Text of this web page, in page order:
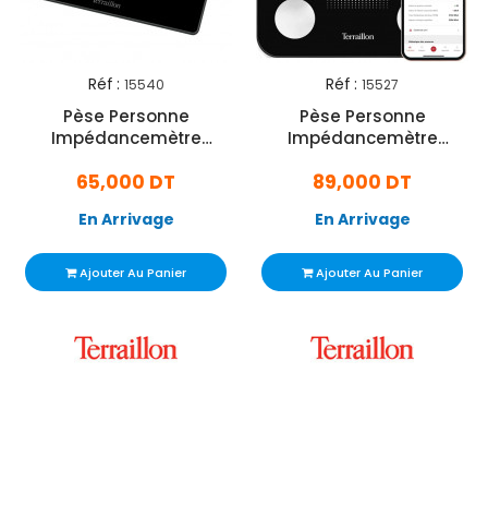
Réf : 15540
Pèse Personne
Impédancemètre
Noir
65,000 DT
En Arrivage
Ajouter Au Panier
Réf : 15527
Pèse Personne
Impédancemètre
180 Kg Noir
89,000 DT
En Arrivage
Ajouter Au Panier